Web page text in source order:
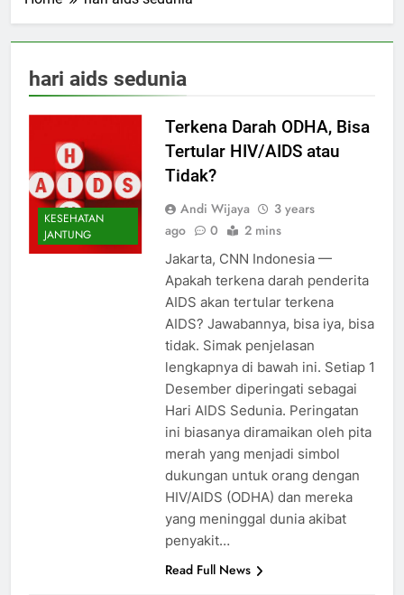
hari aids sedunia
KESEHATAN
JANTUNG
Terkena Darah ODHA, Bisa
Tertular HIV/AIDS atau
Tidak?
Andi Wijaya
3 years
ago
0 2 mins
Jakarta, CNN Indonesia —
Apakah terkena darah penderita
AIDS akan tertular terkena
AIDS? Jawabannya, bisa iya, bisa
tidak. Simak penjelasan
lengkapnya di bawah ini. Setiap 1
Desember diperingati sebagai
Hari AIDS Sedunia. Peringatan
ini biasanya diramaikan oleh pita
merah yang menjadi simbol
dukungan untuk orang dengan
HIV/AIDS (ODHA) dan mereka
yang meninggal dunia akibat
penyakit…
Read Full News